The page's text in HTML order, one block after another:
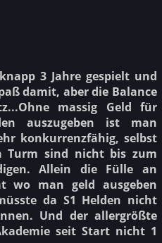
3 Jahre gespielt und
damit, aber die Balance
massig Geld für
auszugeben ist man
konkurrenzfähig, selbst
Turm sind nicht bis zum
Allein die Fülle an
wo man geld ausgeben
da S1 Helden nicht
Und der allergrößte
seit Start nicht 1